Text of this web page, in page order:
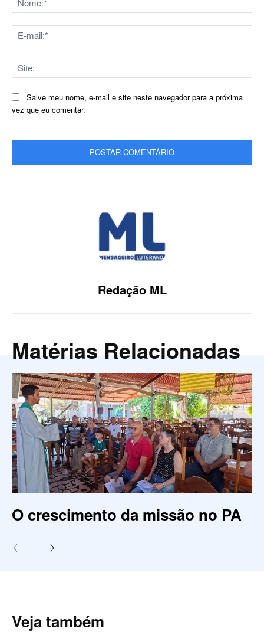
Salve meu nome, e-mail e site neste navegador para a próxima
vez que eu comentar.
Redação ML
Matérias Relacionadas
O crescimento da missão no PA
Veja também